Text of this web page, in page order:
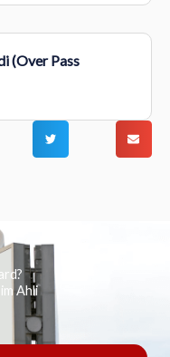
(Over Pass
Ahli